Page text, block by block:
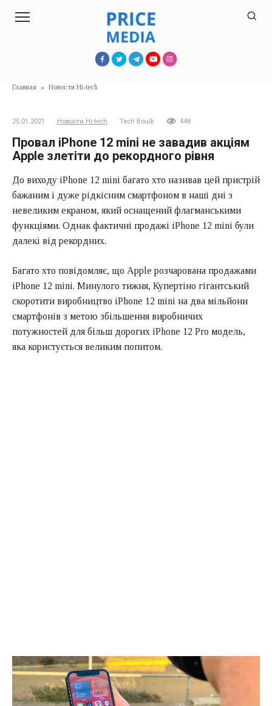
Главная » Новости Hi-tech
25.01.2021 Новости Hi-tech Tech Boulk 448
Провал iPhone 12 mini не завадив акціям
Apple злетіти до рекордного рівня
До виходу iPhone 12 mini багато хто називав цей пристрій
бажаним і дуже рідкісним смартфоном в наші дні з
невеликим екраном, який оснащений флагманськими
функціями. Однак фактичні продажі iPhone 12 mini були
далекі від рекордних.
Багато хто повідомляє, що Apple розчарована продажами
iPhone 12 mini. Минулого тижня, Купертіно гігантський
скоротити виробництво iPhone 12 mini на два мільйони
смартфонів з метою збільшення виробничих
потужностей для більш дорогих iPhone 12 Pro модель,
яка користується великим попитом.